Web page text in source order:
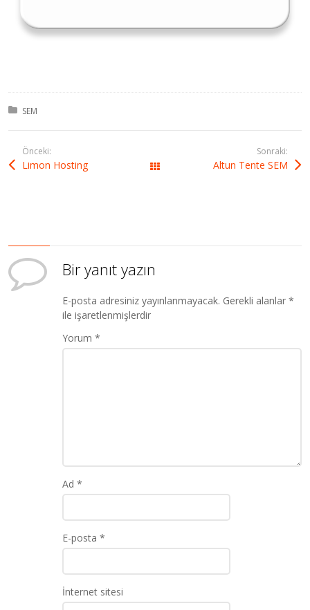
Kategori:
SEM
Önceki:
Limon Hosting
Sonraki:
Altun Tente SEM
Bir yanıt yazın
E-posta adresiniz yayınlanmayacak. Gerekli alanlar*
ile işaretlenmişlerdir
Yorum*
Ad*
E-posta*
İnternet sitesi